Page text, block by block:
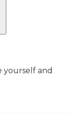
yourself and